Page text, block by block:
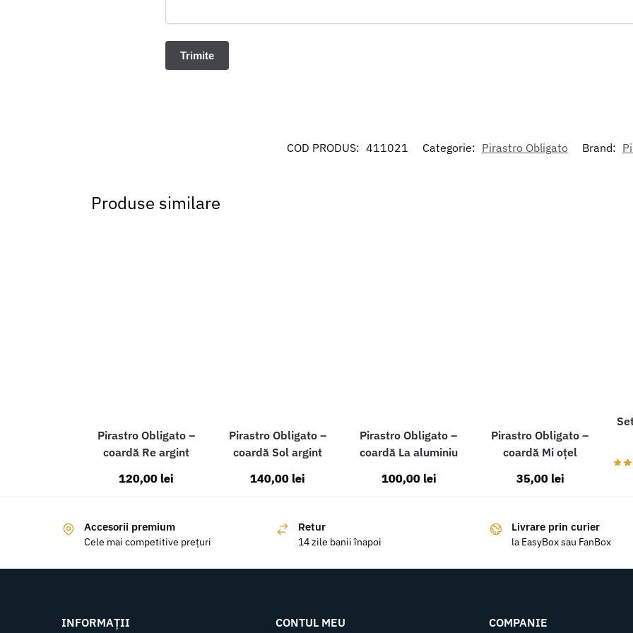
COD PRODUS: 411021 Categorie: Pirastro Obligato Brand:
Produse similare
Pirastro Obligato –
coardă Re argint
120,00 lei
Pirastro Obligato –
coardă Sol argint
140,00 lei
Pirastro Obligato –
coardă La aluminiu
100,00 lei
Pirastro Obligato –
coardă Mi oțel
35,00 lei
Accesorii premium
Cele mai competitive prețuri
Retur
14 zile banii înapoi
Livrare prin curier
la EasyBox sau FanBox
INFORMAȚII CONTUL MEU COMPANIE